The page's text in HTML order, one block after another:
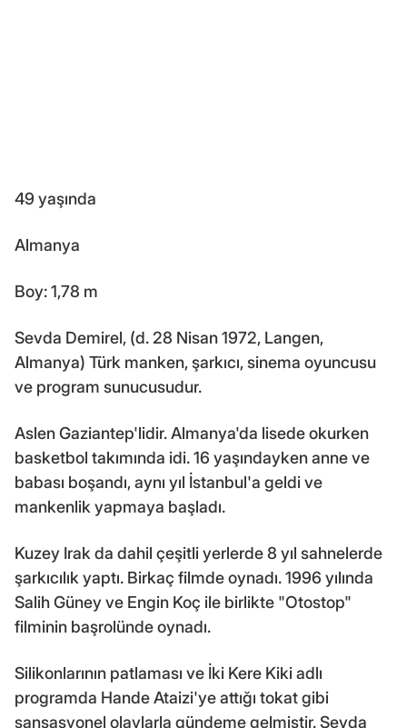
49 yaşında
Almanya
Boy: 1,78 m
Sevda Demirel, (d. 28 Nisan 1972, Langen,
Almanya) Türk manken, şarkıcı, sinema oyuncusu
ve program sunucusudur.
Aslen Gaziantep'lidir. Almanya'da lisede okurken
basketbol takımında idi. 16 yaşındayken anne ve
babası boşandı, aynı yıl İstanbul'a geldi ve
mankenlik yapmaya başladı.
Kuzey Irak da dahil çeşitli yerlerde 8 yıl sahnelerde
şarkıcılık yaptı. Birkaç filmde oynadı. 1996 yılında
Salih Güney ve Engin Koç ile birlikte "Otostop"
filminin başrolünde oynadı.
Silikonlarının patlaması ve İki Kere Kiki adlı
programda Hande Ataizi'ye attığı tokat gibi
sansasyonel olaylarla gündeme gelmiştir. Sevda